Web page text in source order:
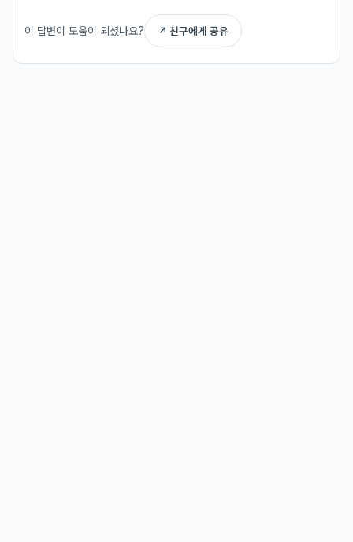
이 답변이 도움이 되셨나요? ↗ 친구에게 공유